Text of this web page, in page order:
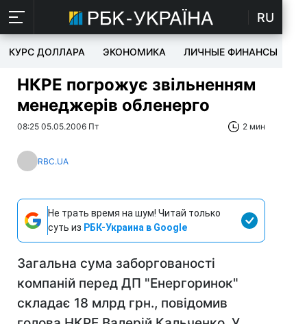
RU
КУРС ДОЛЛАРА ЭКОНОМИКА ЛИЧНЫЕ ФИНАНСЫ
НКРЕ погрожує звільненням
менеджерів обленерго
08:25 05.05.2006 Пт 2 мин
RBC.UA
Не трать время на шум! Читай только
суть из РБК-Украина в Google
Загальна сума заборгованості
компаній перед ДП "Енергоринок"
складає 18 млрд грн., повідомив